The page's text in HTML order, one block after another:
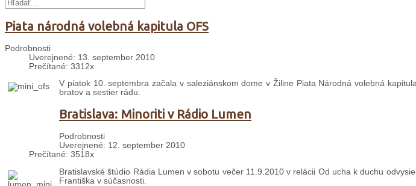
Piata národná volebná kapitula OFS
Podrobnosti
Uverejnené: 13. september 2010
Prečítané: 3312x
V piatok 10. septembra začala v saleziánskom dome v Žiline Piata Národná volebná
bratov a sestier rádu.
Bratislava: Minoriti v Rádio Lumen
Podrobnosti
Uverejnené: 12. september 2010
Prečítané: 3518x
Bratislavské štúdio Rádia Lumen v sobotu večer 11.9.2010 v relácii Od ucha k duchu
Františka v súčasnosti.